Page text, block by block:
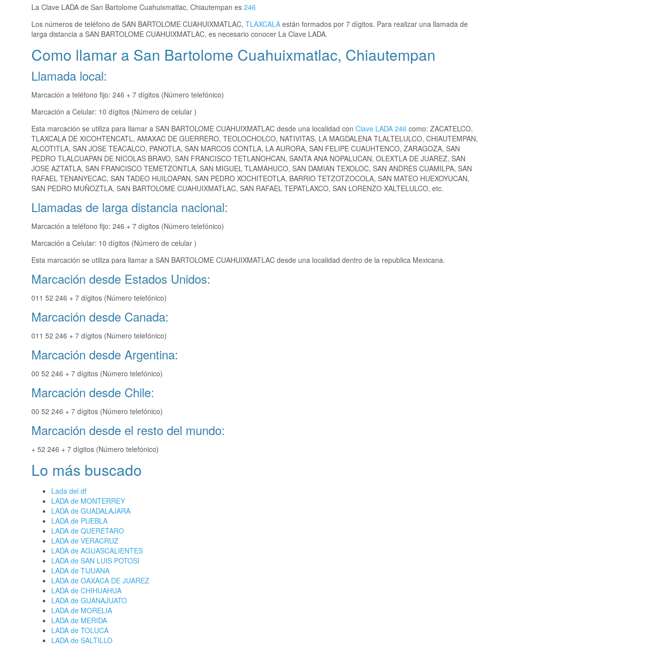
La Clave LADA de San Bartolome Cuahuixmatlac, Chiautempan es 246
Los números de teléfono de SAN BARTOLOME CUAHUIXMATLAC, TLAXCALA están formados por 7 dígitos. Para realizar una llamada de
larga distancia a SAN BARTOLOME CUAHUIXMATLAC, es necesario conocer La Clave LADA.
Como llamar a San Bartolome Cuahuixmatlac, Chiautempan
Llamada local:
Marcación a teléfono fijo: 246 + 7 dígitos (Número telefónico)
Marcación a Celular: 10 dígitos (Número de celular )
Esta marcación se utiliza para llamar a SAN BARTOLOME CUAHUIXMATLAC desde una localidad con Clave LADA 246 como: ZACATELCO,
TLAXCALA DE XICOHTENCATL, AMAXAC DE GUERRERO, TEOLOCHOLCO, NATIVITAS, LA MAGDALENA TLALTELULCO, CHIAUTEMPAN,
ALCOTITLA, SAN JOSE TEACALCO, PANOTLA, SAN MARCOS CONTLA, LA AURORA, SAN FELIPE CUAUHTENCO, ZARAGOZA, SAN
PEDRO TLALCUAPAN DE NICOLAS BRAVO, SAN FRANCISCO TETLANOHCAN, SANTA ANA NOPALUCAN, OLEXTLA DE JUAREZ, SAN
JOSE AZTATLA, SAN FRANCISCO TEMETZONTLA, SAN MIGUEL TLAMAHUCO, SAN DAMIAN TEXOLOC, SAN ANDRES CUAMILPA, SAN
RAFAEL TENANYECAC, SAN TADEO HUILOAPAN, SAN PEDRO XOCHITEOTLA, BARRIO TETZOTZOCOLA, SAN MATEO HUEXOYUCAN,
SAN PEDRO MUÑOZTLA, SAN BARTOLOME CUAHUIXMATLAC, SAN RAFAEL TEPATLAXCO, SAN LORENZO XALTELULCO, etc.
Llamadas de larga distancia nacional:
Marcación a teléfono fijo: 246 + 7 dígitos (Número telefónico)
Marcación a Celular: 10 dígitos (Número de celular )
Esta marcación se utiliza para llamar a SAN BARTOLOME CUAHUIXMATLAC desde una localidad dentro de la republica Mexicana.
Marcación desde Estados Unidos:
011 52 246 + 7 dígitos (Número telefónico)
Marcación desde Canada:
011 52 246 + 7 dígitos (Número telefónico)
Marcación desde Argentina:
00 52 246 + 7 dígitos (Número telefónico)
Marcación desde Chile:
00 52 246 + 7 dígitos (Número telefónico)
Marcación desde el resto del mundo:
+ 52 246 + 7 dígitos (Número telefónico)
Lo más buscado
Lada del df
LADA de MONTERREY
LADA de GUADALAJARA
LADA de PUEBLA
LADA de QUERETARO
LADA de VERACRUZ
LADA de AGUASCALIENTES
LADA de SAN LUIS POTOSI
LADA de TIJUANA
LADA de OAXACA DE JUAREZ
LADA de CHIHUAHUA
LADA de GUANAJUATO
LADA de MORELIA
LADA de MERIDA
LADA de TOLUCA
LADA de SALTILLO